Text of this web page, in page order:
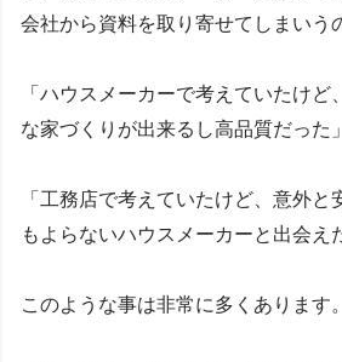
会社から資料を取り寄せてしまいう
「ハウスメーカーで考えていたけど
な家づくりが出来るし高品質だった」
「工務店で考えていたけど、意外と
もよらないハウスメーカーと出会え
このような事は非常に多くあります。